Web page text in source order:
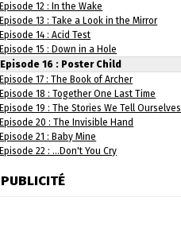
Episode 12 : In the Wake
Episode 13 : Take a Look in the Mirror
Episode 14 : Acid Test
Episode 15 : Down in a Hole
Episode 16 : Poster Child
Episode 17 : The Book of Archer
Episode 18 : Together One Last Time
Episode 19 : The Stories We Tell Ourselves
Episode 20 : The Invisible Hand
Episode 21 : Baby Mine
Episode 22 : ...Don't You Cry
PUBLICITÉ